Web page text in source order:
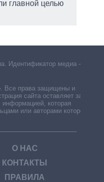
главной целью
Идентификатор медиа –
. Все права защищены и
сайта оставляет за
информацией, которая
или авторами которой
О НАС
КОНТАКТЫ
ПРАВИЛА